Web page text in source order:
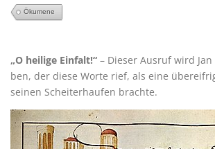
Ökumene
„O hei­li­ge Ein­falt!“ – Die­ser Aus­ruf wird
ben, der die­se Wor­te rief, als eine
sei­nen Schei­ter­hau­fen brachte.